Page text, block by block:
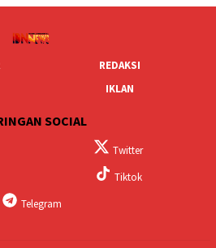
REDAKSI
IKLAN
SOCIAL
Twitter
Tiktok
Telegram